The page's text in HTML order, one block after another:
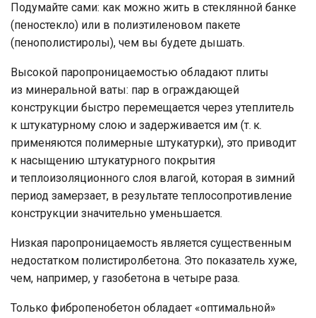
Подумайте сами: как можно жить в стеклянной банке
(пеностекло) или в полиэтиленовом пакете
(пенополистиролы), чем вы будете дышать.
Высокой паропроницаемостью обладают плиты
из минеральной ваты: пар в ограждающей
конструкции быстро перемещается через утеплитель
к штукатурному слою и задерживается им (т. к.
применяются полимерные штукатурки), это приводит
к насыщению штукатурного покрытия
и теплоизоляционного слоя влагой, которая в зимний
период замерзает, в результате теплосопротивление
конструкции значительно уменьшается.
Низкая паропроницаемость является существенным
недостатком полистиролбетона. Это показатель хуже,
чем, например, у газобетона в четыре раза.
Только фибропенобетон обладает «оптимальной»